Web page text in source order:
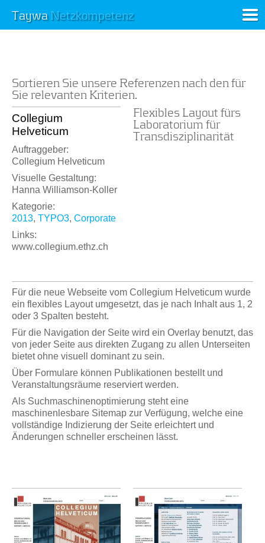
TaywaNetzkompetenz
Sortieren Sie unsere Referenzen nach den für
Sie relevanten Kriterien.
Collegium
Helveticum
Auftraggeber:
Collegium Helveticum
Visuelle Gestaltung:
Hanna Williamson-Koller
Kategorie:
2013, TYPO3, Corporate
Links:
www.collegium.ethz.ch
Für die neue Webseite vom Collegium Helveticum wurde
ein flexibles Layout umgesetzt, das je nach Inhalt aus 1, 2
oder 3 Spalten besteht.
Für die Navigation der Seite wird ein Overlay benutzt, das
von jeder Seite aus direkten Zugang zu allen Unterseiten
bietet ohne visuell dominant zu sein.
Über Formulare können Publikationen bestellt und
Veranstaltungsräume reserviert werden.
Als Suchmaschinenoptimierung steht eine
maschinenlesbare Sitemap zur Verfügung, welche eine
vollständige Indizierung der Seite erleichtert und
Änderungen schneller erscheinen lässt.
Flexibles Layout fürs
Laboratorium für
Transdisziplinarität